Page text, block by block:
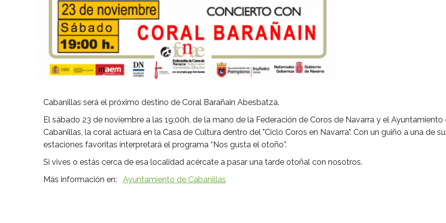
Cabanillas será el próximo destino de Coral Barañain Abesbatza.
El sábado 23 de noviembre a las 19:00h, de la mano de la Federación de Coros de Navarra y el Ayuntamiento
Cabanillas, la coral actuará en la Casa de Cultura dentro del "Ciclo Coros en Navarra". Con un guiño a una de
estaciones favoritas interpretará el programa “Nos gusta el otoño”.
Si vives o estás cerca de esa localidad acércate a pasar una tarde otoñal con nosotros.
Más información en: Ayuntamiento de Cabanillas